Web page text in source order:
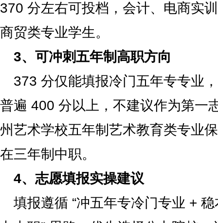
370 分左右可投档，会计、电商实
商贸类专业学生。
3、可冲刺五年制高职方向
373 分仅能填报冷门五年专专业
普遍 400 分以上，不建议作为第一
州艺术学校五年制艺术教育类专业
在三年制中职。
4、志愿填报实操建议
填报遵循 “冲五年专冷门专业 +